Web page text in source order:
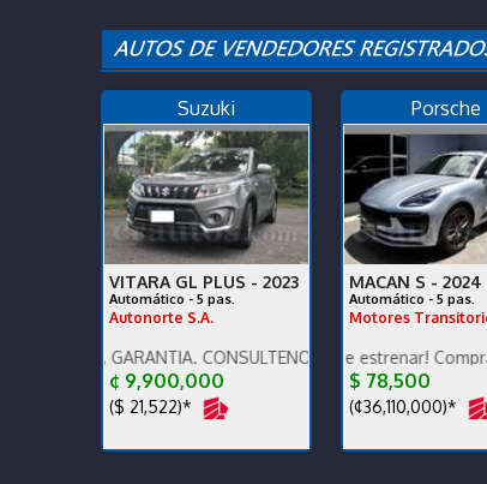
Suzuki
VITARA GL PLUS - 2023
Automático - 5 pas.
Autonorte S.A.
GARANTÍA. CONSULTENOS POR AUTOS QUE RECIBIMOS.
¢ 9,900,000
($ 21,522)*
Porsche
MACAN S - 2024
Automático - 5 pas.
Motores
Para terminarlo de estrenar! Comprado en
$ 78,500
(¢36,110,000)*
Excelente